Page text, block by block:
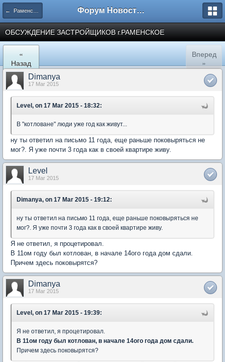
← Раменское Форум Новостройки
ОБСУЖДЕНИЕ ЗАСТРОЙЩИКОВ г.РАМЕНСКОЕ
«
Назад
Вперед
»
Dimanya
17 Mar 2015
Level, on 17 Mar 2015 - 18:32:
В "котловане" люди уже год как живут...
ну ты ответил на письмо 11 года, еще раньше поковыряться не
мог?. Я уже почти 3 года как в своей квартире живу.
Level
17 Mar 2015
Dimanya, on 17 Mar 2015 - 19:12:
ну ты ответил на письмо 11 года, еще раньше поковыряться не
мог?. Я уже почти 3 года как в своей квартире живу.
Я не ответил, я процетировал.
В 11ом году был котлован, в начале 14ого года дом сдали.
Причем здесь поковырятся?
Dimanya
17 Mar 2015
Level, on 17 Mar 2015 - 19:39:
Я не ответил, я процетировал.
В 11ом году был котлован, в начале 14ого года дом сдали.
Причем здесь поковырятся?